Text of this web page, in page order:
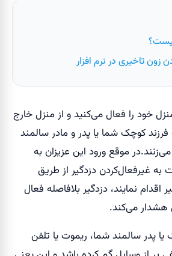
زون تاخیری در نرم افزار
خود را فعال می‌کنید و از منزل خارج
کوچک شما یا پدر و مادر سالمند
موقع ورود این عزیزان به
به غیر‌فعال‌کردن دزدگیر از طریق
اقدام نمایند، دزدگیر بلافاصله فعال
هشدار می‌کند.
یا پدر سالمند شما، ریموت یا تلفن